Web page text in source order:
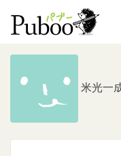
米光一